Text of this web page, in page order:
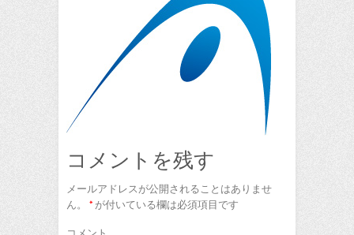
コメントを残す
メールアドレスが公開されることはありませ
ん。
* が付いている欄は必須項目です